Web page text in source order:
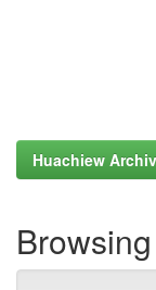
Huachiew